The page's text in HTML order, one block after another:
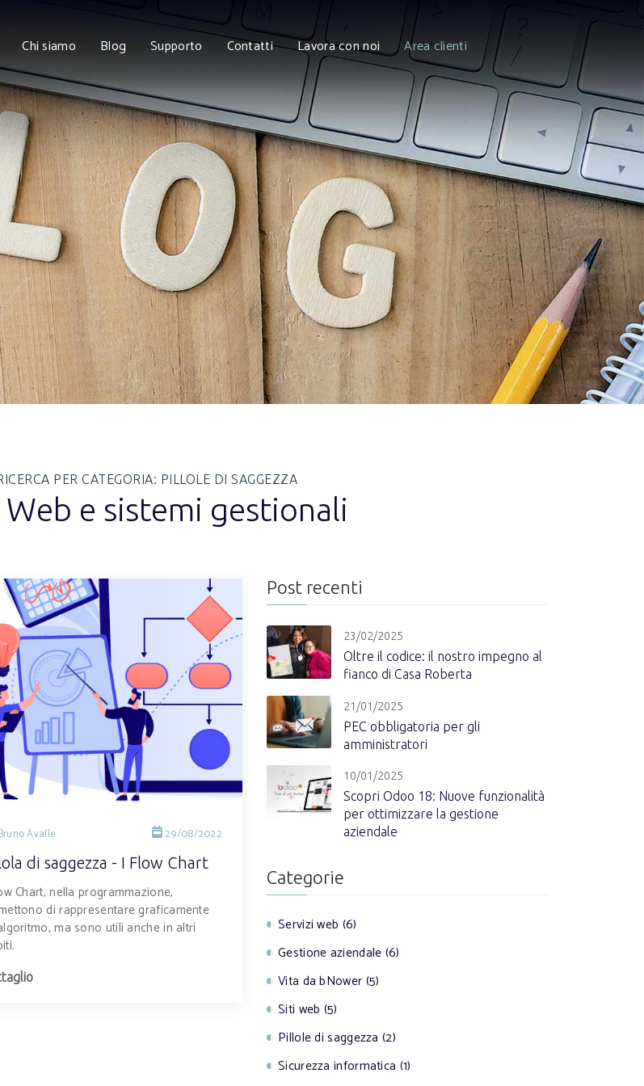
Chi siamo Blog Supporto Contatti Lavora con noi Area clienti
PER CATEGORIA: PILLOLE DI SAGGEZZA
e sistemi gestionali
Avalle 29/08/2022
di saggezza - I Flow Chart
Chart, nella programmazione,
di rappresentare graficamente
ma sono utili anche in altri
Post recenti
23/02/2025
Oltre il codice: il nostro impegno al
fianco di Casa Roberta
21/01/2025
PEC obbligatoria per gli
amministratori
10/01/2025
Scopri Odoo 18: Nuove funzionalità
per ottimizzare la gestione
aziendale
Categorie
Servizi web (6)
Gestione aziendale (6)
Vita da bNower (5)
Siti web (5)
Pillole di saggezza (2)
Sicurezza informatica (1)